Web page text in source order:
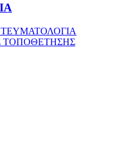
ΤΟΠΟΘΕΤΗΣΗΣ